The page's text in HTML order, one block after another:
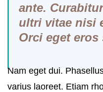
ante. Curabitur
ultri vitae nisi
Orci eget
Nam eget dui.
varius laoreet. Etiam